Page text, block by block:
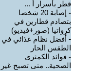
قطر بأسرار أ ...
-
إصابة 20 شخصا
بتصادم قطارين في
كرواتيا (صور+فيديو)
- أفضل نظام غذائي في
الطقس الحار
- فوائد الكمثرى
الصحية.. متى تصبح غير